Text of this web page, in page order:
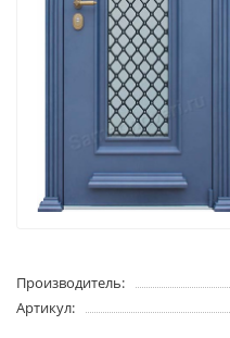
Производитель:
Артикул: